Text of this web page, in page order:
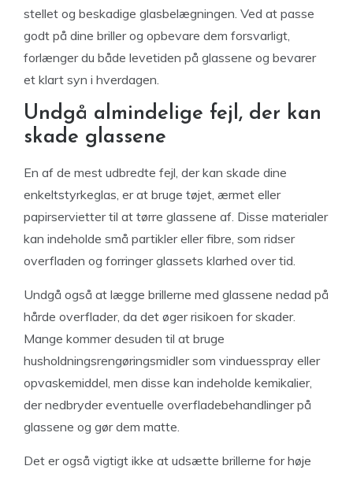
stellet og beskadige glasbelægningen. Ved at passe
godt på dine briller og opbevare dem forsvarligt,
forlænger du både levetiden på glassene og bevarer
et klart syn i hverdagen.
Undgå almindelige fejl, der kan
skade glassene
En af de mest udbredte fejl, der kan skade dine
enkeltstyrkeglas, er at bruge tøjet, ærmet eller
papirservietter til at tørre glassene af. Disse materialer
kan indeholde små partikler eller fibre, som ridser
overfladen og forringer glassets klarhed over tid.
Undgå også at lægge brillerne med glassene nedad på
hårde overflader, da det øger risikoen for skader.
Mange kommer desuden til at bruge
husholdningsrengøringsmidler som vinduesspray eller
opvaskemiddel, men disse kan indeholde kemikalier,
der nedbryder eventuelle overfladebehandlinger på
glassene og gør dem matte.
Det er også vigtigt ikke at udsætte brillerne for høje